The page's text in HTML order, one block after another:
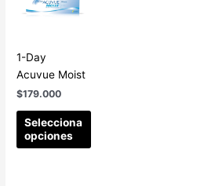
1-Day
Acuvue Moist
$179.000
Selecciona
opciones